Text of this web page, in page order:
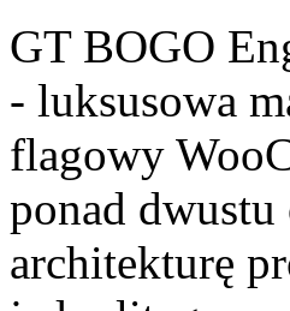
GT BOGO
- luksusowa
flagowy
ponad
architekturę